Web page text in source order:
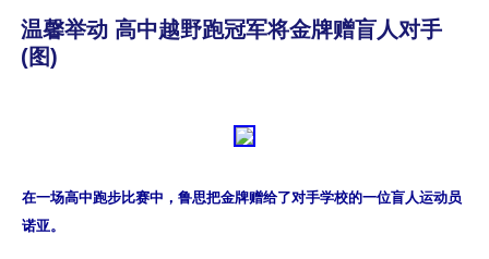
温馨举动 高中越野跑冠军将金牌赠盲人对手
(图)
在一场高中跑步比赛中，鲁思把金牌赠给了对手学校的一位盲人运动员